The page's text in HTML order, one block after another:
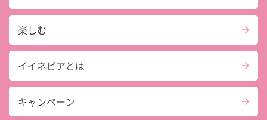
楽しむ
イイネピアとは
キャンペーン